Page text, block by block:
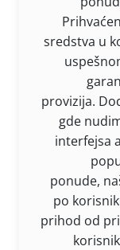
sredstva u
provizija.
gde
interfejsa
ponude,
po
prihod od